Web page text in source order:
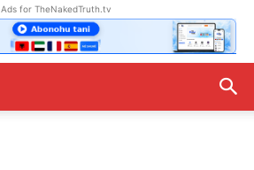
Ads for TheNakedTruth.tv